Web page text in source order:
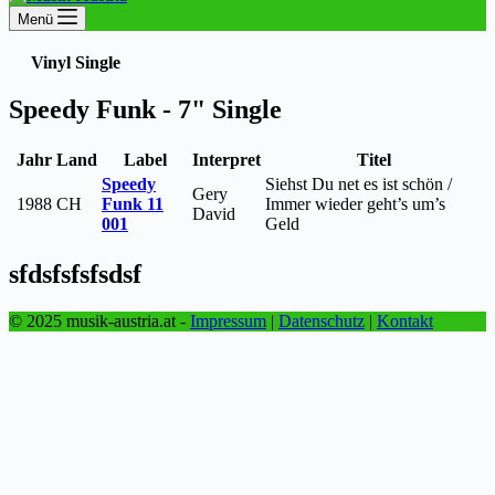
Menü
Vinyl Single
Speedy Funk - 7" Single
Jahr Land Label Interpret Titel
1988 CH
Speedy
Funk 11
001
Gery
David
Siehst Du net es ist schön /
Immer wieder geht’s um’s
Geld
sfdsfsfsfsdsf
© 2025 musik-austria.at - Impressum | Datenschutz | Kontakt